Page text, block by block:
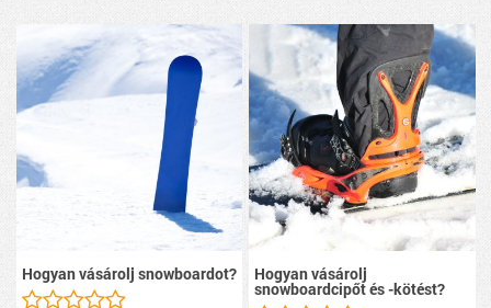
Hogyan vásárolj snowboardot? Hogyan vásárolj
snowboardcipőt és -kötést?